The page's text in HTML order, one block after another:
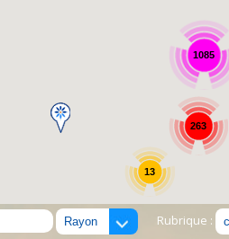
1085
13
263
Rubrique :